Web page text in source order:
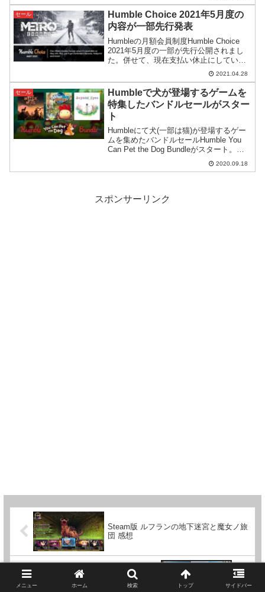
セール
Humble Choice 2021年5月度の
内容が一部先行発表
Humbleの月額会員制度Humble Choice
2021年5月度の一部が先行公開されまし
た。併せて、現在支払い休止にしている
クラシック会員向けに向こう3ヶ月の会費
が割引になるキャンペーンが行われま
す。
2021.04.28
セール
Humbleで犬が登場するゲームを
特集したバンドルセールがスター
ト
Humbleにて犬(一部は猫)が登場するゲー
ムを集めたバンドルセールHumble You
Can Pet the Dog Bundleがスタート。犬
好きの方に嬉しいバンドルセールです。
2020.09.18
スポンサーリンク
Steam版 ルフランの地下迷宮と魔女ノ旅
団 感想
GMGでアサシンクリード・オデッセイを
特集したセールが開催
メニュー ホーム 検索 トップ サイドバー